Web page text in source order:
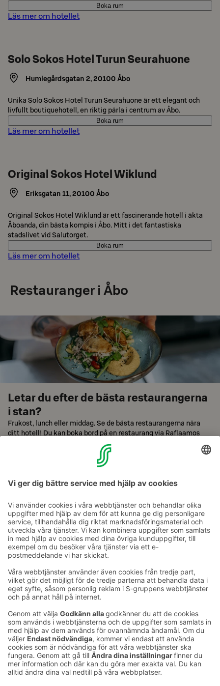
Boka rum
Läs mer om hotellet
Solo Sokos Hotel Turun Seurahuone
Humlegårdsgatan 2,20100 Åbo
Unika Solo Sokos Hotel Turun Seurahuone är ett elegant och
livfullt boutiquehotell, en riktig pärla i centrum av Åbo.
Boka rum
Läs mer om hotellet
Original Sokos Hotel Wiklund
Eriksgatan 11,20100 Åbo
Original Sokos Hotel Wiklund är ett fascinerande hotell i äkta
Åboanda, din bästa kompis i Åbo. Mitt i det fantastiska
stadslivet vid Salutorget.
Boka rum
Läs mer om hotellet
Restauranger i Åbo
Letar du efter de bästa restaurangerna
i stan?
Frukost, lunch eller middag. Se de bästa restaurangerna nära
ditt hotell! Du kan boka bord på en restaurang via Raflaamos
Ta kontakt
Kontaktuppgifter till hotellen
Feedback
Ge feedback
Sokos Hotels nyhetsbrev
nyhetsbrev
Du får Sokos Hotellens senaste
förmåner och nyheter till din e-
post varje månad.
Utmärkelser och certifikat
Sokos Hotels i sociala medier
Sokos
Hotels på
Facebook
Sokos
Hotels på
Instagram
Sokos
Hotels
på
Sokos
Hotels i
Linkedin